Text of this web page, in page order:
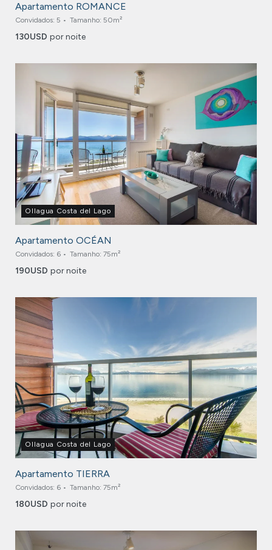
Apartamento ROMANCE
Convidados: 5 Tamanho: 50m²
130USD por noite
Ollagua Costa del Lago
Apartamento OCÉAN
Convidados: 6 Tamanho: 75m²
190USD por noite
Ollagua Costa del Lago
Apartamento TIERRA
Convidados: 6 Tamanho: 75m²
180USD por noite